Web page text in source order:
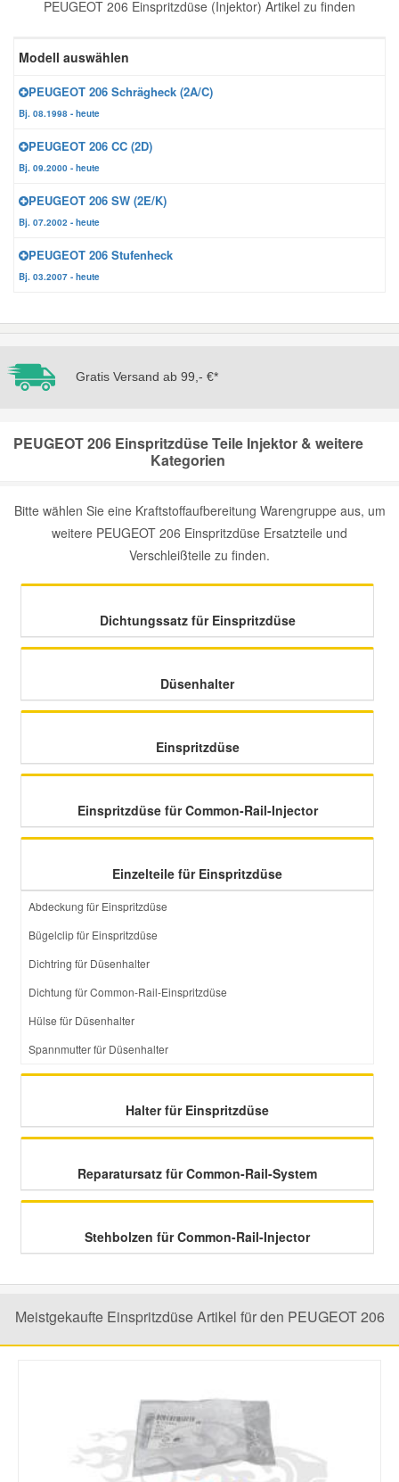
PEUGEOT 206 Einspritzdüse (Injektor) Artikel zu finden
Modell auswählen
PEUGEOT 206 Schrägheck (2A/C)
Bj. 08.1998 - heute
PEUGEOT 206 CC (2D)
Bj. 09.2000 - heute
PEUGEOT 206 SW (2E/K)
Bj. 07.2002 - heute
PEUGEOT 206 Stufenheck
Bj. 03.2007 - heute
Gratis Versand ab 99,- €*
PEUGEOT 206 Einspritzdüse Teile Injektor & weitere
Kategorien
Bitte wählen Sie eine Kraftstoffaufbereitung Warengruppe aus, um
weitere PEUGEOT 206 Einspritzdüse Ersatzteile und
Verschleißteile zu finden.
Dichtungssatz für Einspritzdüse
Düsenhalter
Einspritzdüse
Einspritzdüse für Common-Rail-Injector
Einzelteile für Einspritzdüse
Abdeckung für Einspritzdüse
Bügelclip für Einspritzdüse
Dichtring für Düsenhalter
Dichtung für Common-Rail-Einspritzdüse
Hülse für Düsenhalter
Spannmutter für Düsenhalter
Halter für Einspritzdüse
Reparatursatz für Common-Rail-System
Stehbolzen für Common-Rail-Injector
Meistgekaufte Einspritzdüse Artikel für den PEUGEOT 206
Zündanlage und Glühanlage
Jeep Ersatzteile
Kia Ersatzteile
Lancia Ersatzteile
Mazda Ersatzteile
Mini Ersatzteile
Mitsubishi Ersatzteile
Nissan Ersatzteile
Porsche Ersatzteile
Smart Ersatzteile
Suzuki Ersatzteile
Toyota Ersatzteile
Vauxhall Ersatzteile
Volvo Ersatzteile